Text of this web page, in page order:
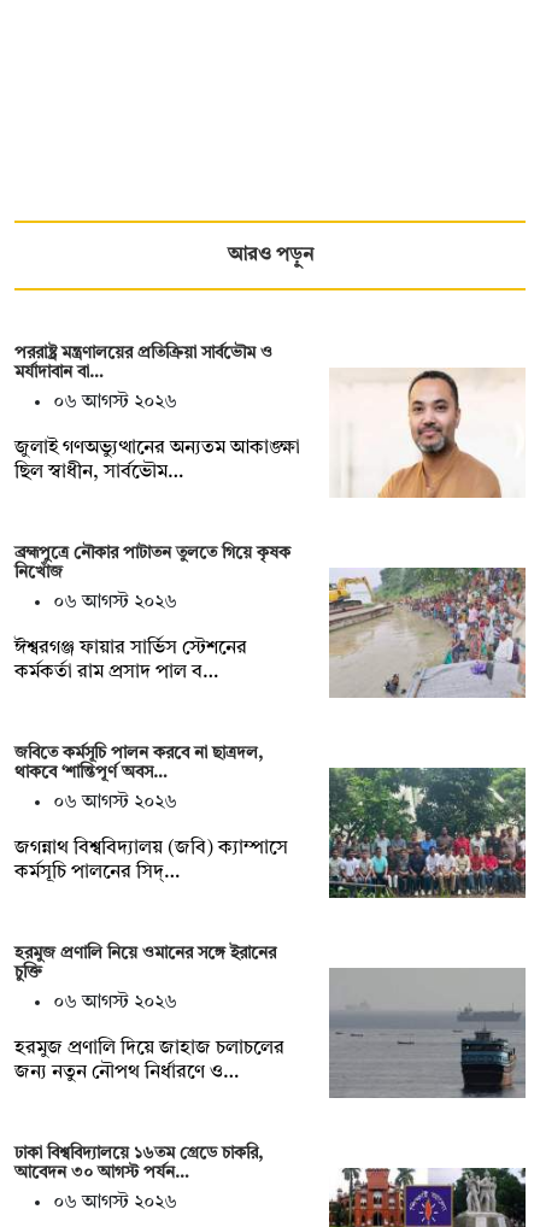
আরও পড়ুন
পররাষ্ট্র মন্ত্রণালয়ের প্রতিক্রিয়া সার্বভৌম ও
মর্যাদাবান বা…
০৬ আগস্ট ২০২৬
জুলাই গণঅভ্যুত্থানের অন্যতম আকাঙ্ক্ষা
ছিল স্বাধীন, সার্বভৌম…
ব্রহ্মপুত্রে নৌকার পাটাতন তুলতে গিয়ে কৃষক
নিখোঁজ
০৬ আগস্ট ২০২৬
ঈশ্বরগঞ্জ ফায়ার সার্ভিস স্টেশনের
কর্মকর্তা রাম প্রসাদ পাল ব…
জবিতে কর্মসূচি পালন করবে না ছাত্রদল,
থাকবে ‘শান্তিপূর্ণ অবস…
০৬ আগস্ট ২০২৬
জগন্নাথ বিশ্ববিদ্যালয় (জবি) ক্যাম্পাসে
কর্মসূচি পালনের সিদ্…
হরমুজ প্রণালি নিয়ে ওমানের সঙ্গে ইরানের
চুক্তি
০৬ আগস্ট ২০২৬
হরমুজ প্রণালি দিয়ে জাহাজ চলাচলের
জন্য নতুন নৌপথ নির্ধারণে ও…
ঢাকা বিশ্ববিদ্যালয়ে ১৬তম গ্রেডে চাকরি,
আবেদন ৩০ আগস্ট পর্যন…
০৬ আগস্ট ২০২৬